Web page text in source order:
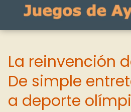
La reinvención
De simple
a deporte